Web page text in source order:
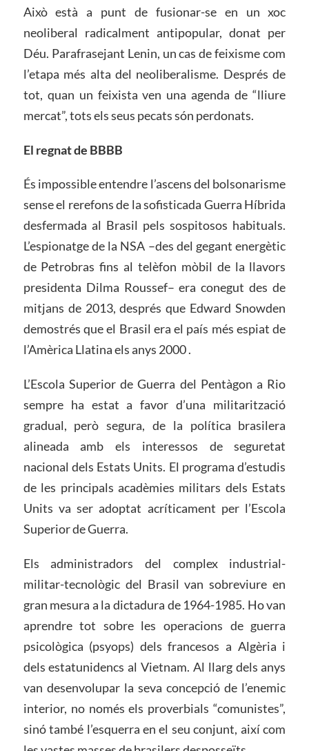
Això està a punt de fusionar-se en un xoc
neoliberal radicalment antipopular, donat per
Déu. Parafrasejant Lenin, un cas de feixisme com
l’etapa més alta del neoliberalisme. Després de
tot, quan un feixista ven una agenda de “lliure
mercat”, tots els seus pecats són perdonats.
El regnat de BBBB
És impossible entendre l’ascens del bolsonarisme
sense el rerefons de la sofisticada Guerra Híbrida
desfermada al Brasil pels sospitosos habituals.
L’espionatge de la NSA –des del gegant energètic
de Petrobras fins al telèfon mòbil de la llavors
presidenta Dilma Roussef– era conegut des de
mitjans de 2013, després que Edward Snowden
demostrés que el Brasil era el país més espiat de
l’Amèrica Llatina els anys 2000 .
L’Escola Superior de Guerra del Pentàgon a Rio
sempre ha estat a favor d’una militarització
gradual, però segura, de la política brasilera
alineada amb els interessos de seguretat
nacional dels Estats Units. El programa d’estudis
de les principals acadèmies militars dels Estats
Units va ser adoptat acríticament per l’Escola
Superior de Guerra.
Els administradors del complex industrial-
militar-tecnològic del Brasil van sobreviure en
gran mesura a la dictadura de 1964-1985. Ho van
aprendre tot sobre les operacions de guerra
psicològica (psyops) dels francesos a Algèria i
dels estatunidencs al Vietnam. Al llarg dels anys
van desenvolupar la seva concepció de l’enemic
interior, no només els proverbials “comunistes”,
sinó també l’esquerra en el seu conjunt, així com